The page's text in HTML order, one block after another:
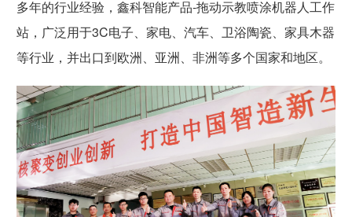
多年的行业经验，鑫科智能产品-拖动示教喷涂机器人工作
站，广泛用于3C电子、家电、汽车、卫浴陶瓷、家具木器
等行业，并出口到欧洲、亚洲、非洲等多个国家和地区。